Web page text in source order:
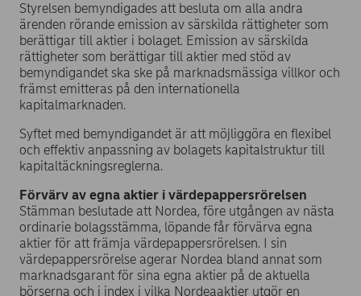
Styrelsen bemyndigades att besluta om alla andra
ärenden rörande emission av särskilda rättigheter som
berättigar till aktier i bolaget. Emission av särskilda
rättigheter som berättigar till aktier med stöd av
bemyndigandet ska ske på marknadsmässiga villkor och
främst emitteras på den internationella
kapitalmarknaden.
Syftet med bemyndigandet är att möjliggöra en flexibel
och effektiv anpassning av bolagets kapitalstruktur till
kapitaltäckningsreglerna.
Förvärv av egna aktier i värdepappersrörelsen
Stämman beslutade att Nordea, före utgången av nästa
ordinarie bolagsstämma, löpande får förvärva egna
aktier för att främja värdepappersrörelsen. I sin
värdepappersrörelse agerar Nordea bland annat som
marknadsgarant för sina egna aktier på de aktuella
börserna och i index i vilka Nordeaaktier utgör en